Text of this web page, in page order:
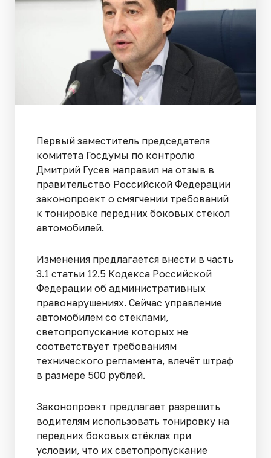
Первый заместитель председателя
комитета Госдумы по контролю
Дмитрий Гусев направил на отзыв в
правительство Российской Федерации
законопроект о смягчении требований
к тонировке передних боковых стёкол
автомобилей.
Изменения предлагается внести в часть
3.1 статьи 12.5 Кодекса Российской
Федерации об административных
правонарушениях. Сейчас управление
автомобилем со стёклами,
светопропускание которых не
соответствует требованиям
технического регламента, влечёт штраф
в размере 500 рублей.
Законопроект предлагает разрешить
водителям использовать тонировку на
передних боковых стёклах при
условии, что их светопропускание